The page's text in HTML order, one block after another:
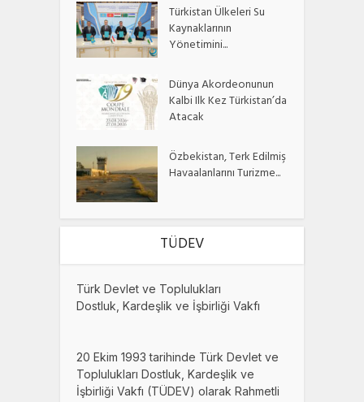
Türkistan Ülkeleri Su
Kaynaklarının
Yönetimini...
Dünya Akordeonunun
Kalbi Ilk Kez Türkistan’da
Atacak
Özbekistan, Terk Edilmiş
Havaalanlarını Turizme...
TÜDEV
Türk Devlet ve Toplulukları
Dostluk, Kardeşlik ve İşbirliği Vakfı
20 Ekim 1993 tarihinde Türk Devlet ve
Toplulukları Dostluk, Kardeşlik ve
İşbirliği Vakfı (TÜDEV) olarak Rahmetli